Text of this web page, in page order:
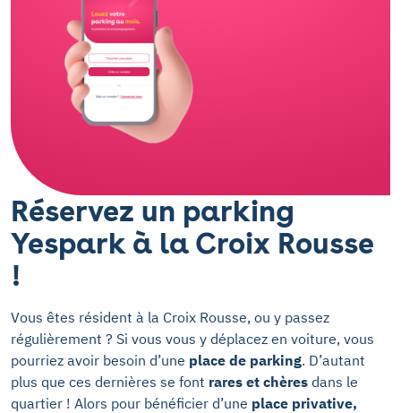
Réservez un parking
Yespark à la Croix Rousse
!
Vous êtes résident à la Croix Rousse, ou y passez
régulièrement ? Si vous vous y déplacez en voiture, vous
pourriez avoir besoin d’une place de parking. D’autant
plus que ces dernières se font rares et chères dans le
quartier ! Alors pour bénéficier d’une place privative,